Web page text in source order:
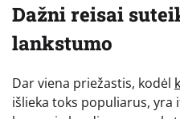
Dažni reisai
lankstumo
Dar viena priežastis, kodėl
išlieka toks populiarus, yra